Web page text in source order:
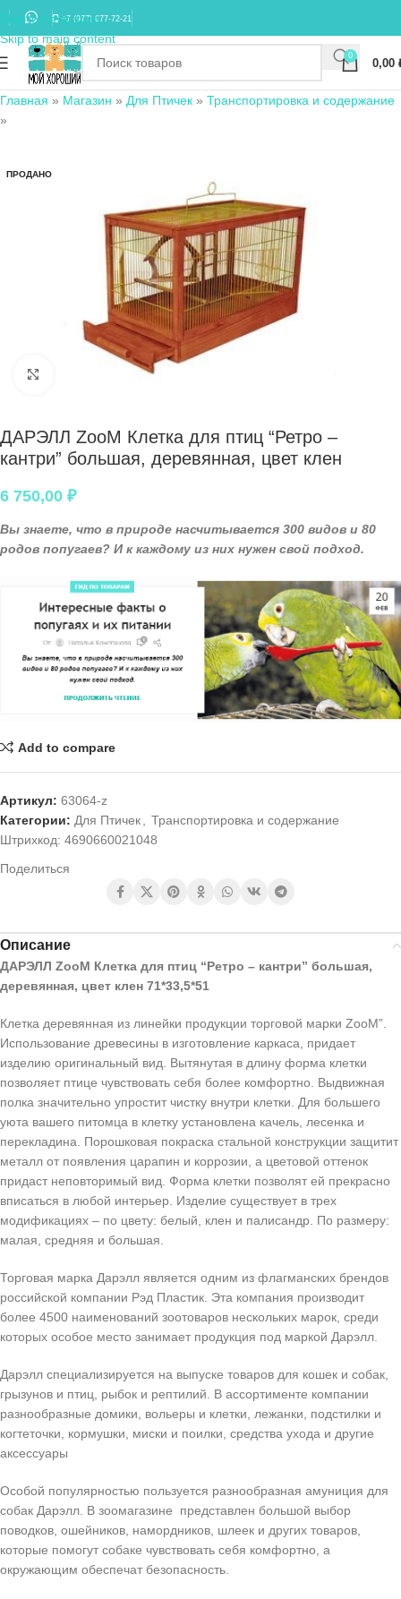
Skip to navigation
Skip to main content
+7 (977) 677-72-21
0
0,00
Главная » Магазин » Для Птичек » Транспортировка и содержание
»
ПРОДАНО
Нажмите, чтобы увеличить
ДАРЭЛЛ ZooM Клетка для птиц “Ретро –
кантри” большая, деревянная, цвет клен
6 750,00 ₽
Вы знаете, что в природе насчитывается 300 видов и 80
родов попугаев? И к каждому из них нужен свой подход.
Add to compare
Артикул: 63064-z
Категории: Для Птичек, Транспортировка и содержание
Штрихкод: 4690660021048
Поделиться
Описание
ДАРЭЛЛ ZooM Клетка для птиц “Ретро – кантри” большая,
деревянная, цвет клен 71*33,5*51
Клетка деревянная из линейки продукции торговой марки ZooM”.
Использование древесины в изготовление каркаса, придает
изделию оригинальный вид. Вытянутая в длину форма клетки
позволяет птице чувствовать себя более комфортно. Выдвижная
полка значительно упростит чистку внутри клетки. Для большего
уюта вашего питомца в клетку установлена качель, лесенка и
перекладина. Порошковая покраска стальной конструкции защитит
металл от появления царапин и коррозии, а цветовой оттенок
придаст неповторимый вид. Форма клетки позволят ей прекрасно
вписаться в любой интерьер. Изделие существует в трех
модификациях – по цвету: белый, клен и палисандр. По размеру:
малая, средняя и большая.
Торговая марка Дарэлл является одним из флагманских брендов
российской компании Рэд Пластик. Эта компания производит
более 4500 наименований зоотоваров нескольких марок, среди
которых особое место занимает продукция под маркой Дарэлл.
Дарэлл специализируется на выпуске товаров для кошек и собак,
грызунов и птиц, рыбок и рептилий. В ассортименте компании
разнообразные домики, вольеры и клетки, лежанки, подстилки и
когтеточки, кормушки, миски и поилки, средства ухода и другие
аксессуары
Особой популярностью пользуется разнообразная амуниция для
собак Дарэлл. В зоомагазине представлен большой выбор
поводков, ошейников, намордников, шлеек и других товаров,
которые помогут собаке чувствовать себя комфортно, а
окружающим обеспечат безопасность.